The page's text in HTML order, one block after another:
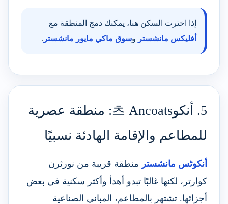
إذا اخترت السكن هنا، يمكنك دمج المنطقة مع
أفليكس مانشستر وسوق ماكي مايور مانشستر .
5. أنكو츠 Ancoats: منطقة عصرية
للمطاعم والإقامة الهادئة نسبيًا
أنكوٹس مانشستر منطقة قريبة من نورثرن
كوارتر، لكنها غالبًا تبدو أهدأ وأكثر سكنية في بعض
أجزائها. تشتهر بالمطاعم، المباني الصناعية